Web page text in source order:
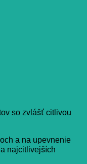
so zvlášť citlivou
a na upevnenie
najcitlivejších